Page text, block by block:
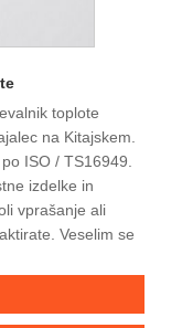
toplote
na Kitajskem.
ISO / TS16949.
izdelke in
vprašanje ali
Veselim se